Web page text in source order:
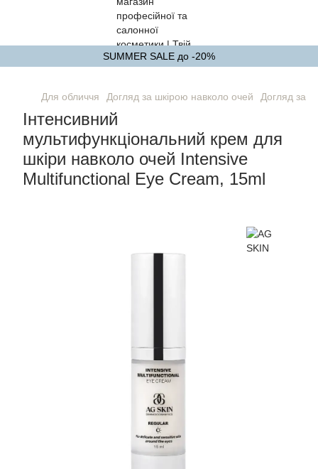
SUMMER SALE до -20%
Для обличчя Догляд за шкірою навколо очей Догляд за
Інтенсивний
мультифункціональний крем для
шкіри навколо очей Intensive
Multifunctional Eye Cream, 15ml